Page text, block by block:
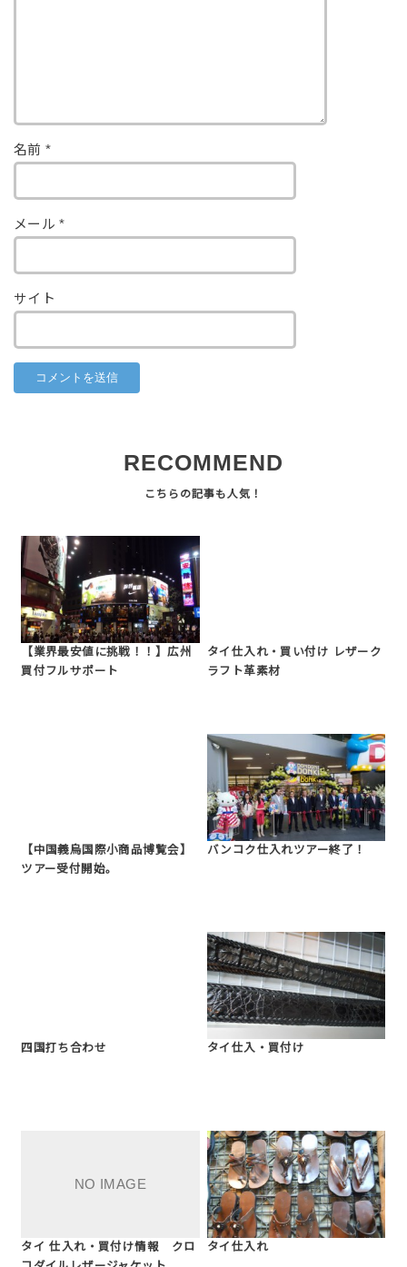
名前 *
メール*
サイト
RECOMMEND
【業界最安値に挑戦！！】広州
買付フルサポート
タイ仕入れ・買い付け レザーク
ラフト革素材
【中国義烏国際小商品博覧会】
ツアー受付開始。
バンコク仕入れツアー終了！
四国打ち合わせ タイ仕入・買付け
タイ 仕入れ・買付け情報 クロ
タイ仕入れ